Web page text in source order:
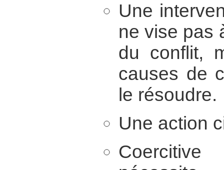
Une
ne vise pas
du conflit,
causes de
le résoudre.
Une action